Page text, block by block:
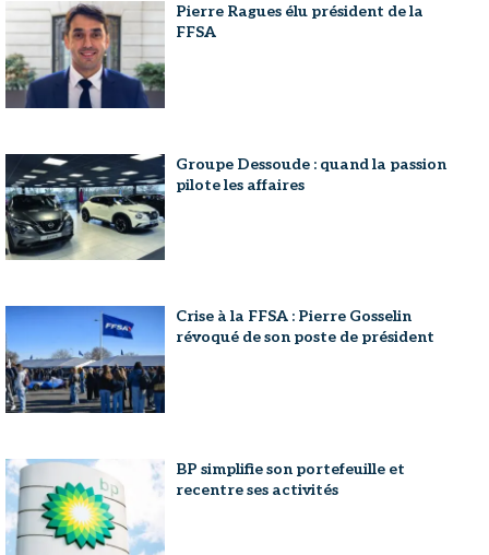
Pierre Ragues élu président de la
FFSA
Groupe Dessoude : quand la passion
pilote les affaires
Crise à la FFSA : Pierre Gosselin
révoqué de son poste de président
BP simplifie son portefeuille et
recentre ses activités